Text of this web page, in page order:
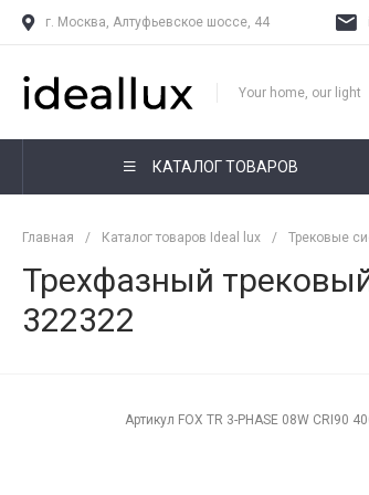
г. Москва, Алтуфьевское шоссе, 44
Your home, our light
КАТАЛОГ ТОВАРОВ
Главная / Каталог товаров Ideal lux / Трековые
Трехфазный трековый
322322
Артикул FOX TR 3-PHASE 08W CRI90